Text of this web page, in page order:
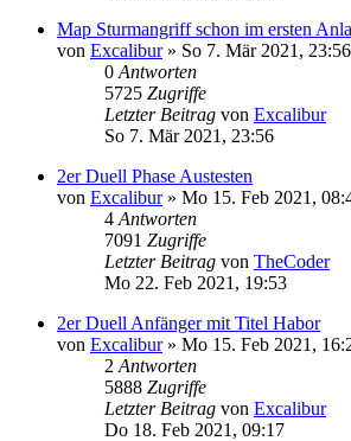
Map Sturmangriff schon im ersten
von Excalibur» So 7. Mär 2021, 23:56
0 Antworten
5725 Zugriffe
Letzter Beitrag von Excalibur
So 7. Mär 2021, 23:56
2er Duell Phase Austesten
von Excalibur» Mo 15. Feb 2021,
4 Antworten
7091 Zugriffe
Letzter Beitrag von TheCoder
Mo 22. Feb 2021, 19:53
2er Duell Anfänger mit Titel Habor
von Excalibur» Mo 15. Feb 2021,
2 Antworten
5888 Zugriffe
Letzter Beitrag von Excalibur
Do 18. Feb 2021, 09:17